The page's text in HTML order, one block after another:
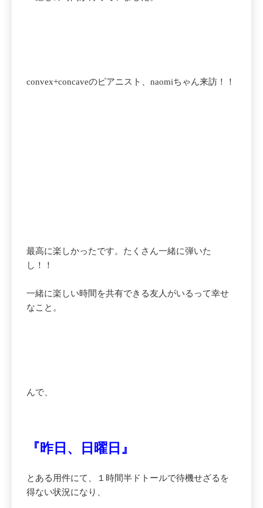
convex+concaveのピアニスト、naomiちゃん来訪！！
最高に楽しかったです。たくさん一緒に弾いた
し！！
一緒に楽しい時間を共有できる友人がいるって幸せ
なこと。
んで、
『昨日、日曜日』
とある用件にて、１時間半ドトールで待機せざるを
得ない状況になり、